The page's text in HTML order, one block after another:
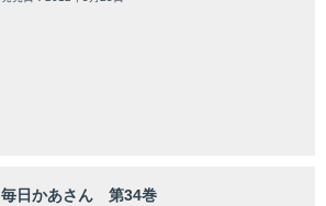
毎日かあさん 第34巻